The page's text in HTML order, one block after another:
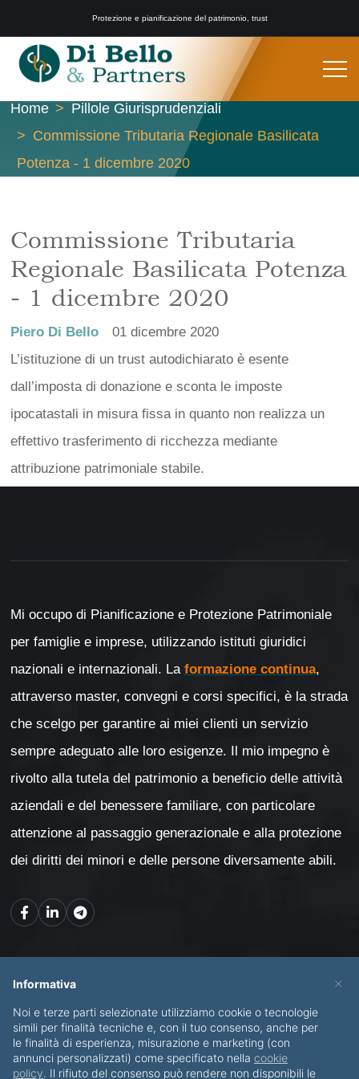
Protezione e pianificazione del patrimonio, trust
Home
Pillole Giurisprudenziali
Commissione Tributaria Regionale Basilicata
Potenza - 1 dicembre 2020
Commissione Tributaria
Regionale Basilicata Potenza
- 1 dicembre 2020
Piero Di Bello
01 dicembre 2020
L’istituzione di un trust autodichiarato è esente
dall’imposta di donazione e sconta le imposte
ipocatastali in misura fissa in quanto non realizza un
effettivo trasferimento di ricchezza mediante
attribuzione patrimoniale stabile.
Mi occupo di Pianificazione e Protezione Patrimoniale
per famiglie e imprese, utilizzando istituti giuridici
nazionali e internazionali. La formazione continua,
attraverso master, convegni e corsi specifici, è la strada
che scelgo per garantire ai miei clienti un servizio
sempre adeguato alle loro esigenze. Il mio impegno è
rivolto alla tutela del patrimonio a beneficio delle attività
aziendali e del benessere familiare, con particolare
attenzione al passaggio generazionale e alla protezione
dei diritti dei minori e delle persone diversamente abili.
CHI SONO SERVIZI
BLOG CONTATTI
×
Informativa
Noi e terze parti selezionate utilizziamo cookie o tecnologie
simili per finalità tecniche e, con il tuo consenso, anche per
le finalità di esperienza, misurazione e marketing (con
annunci personalizzati) come specificato nella cookie
policy. Il rifiuto del consenso può rendere non disponibili le